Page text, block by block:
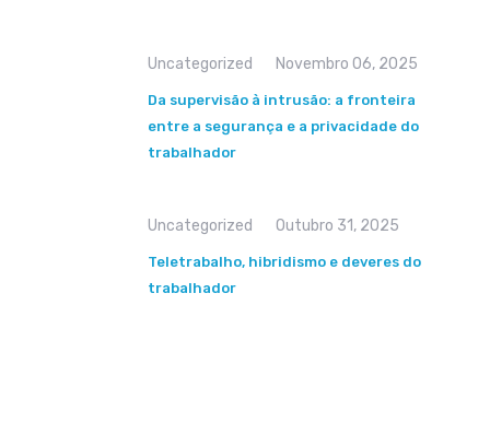
Uncategorized Novembro 06, 2025
Da supervisão à intrusão: a fronteira
entre a segurança e a privacidade do
trabalhador
Uncategorized Outubro 31, 2025
Teletrabalho, hibridismo e deveres do
trabalhador